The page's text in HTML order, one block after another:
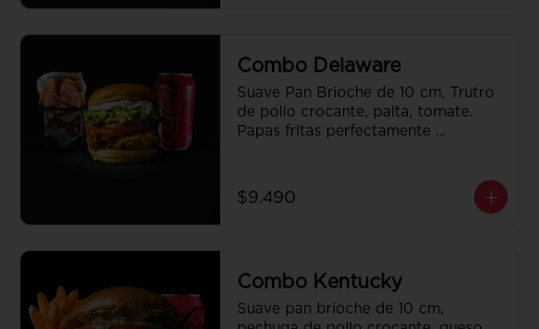
Combo Delaware
Suave Pan Brioche de 10 cm, Trutro
de pollo crocante, palta, tomate.
Papas fritas perfectamente
350cc a elección.
$9.490
Combo Kentucky
Suave pan brioche de 10 cm,